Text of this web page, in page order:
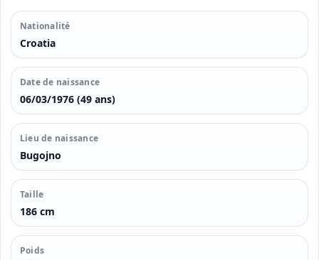
Nationalité
Croatia
Date de naissance
06/03/1976 (49 ans)
Lieu de naissance
Bugojno
Taille
186 cm
Poids